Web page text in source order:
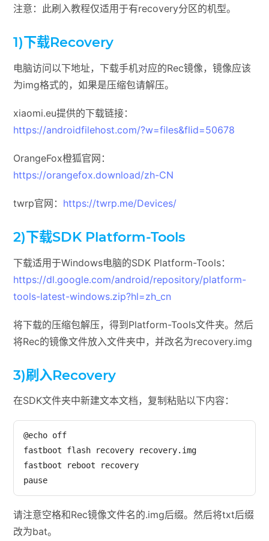
注意：此刷入教程仅适用于有recovery分区的机型。
1)下载Recovery
电脑访问以下地址，下载手机对应的Rec镜像，镜像应该
为img格式的，如果是压缩包请解压。
xiaomi.eu提供的下载链接：
https://androidfilehost.com/?w=files&flid=50678
OrangeFox橙狐官网：
https://orangefox.download/zh-CN
twrp官网： https://twrp.me/Devices/
2)下载SDK Platform-Tools
下载适用于Windows电脑的SDK Platform-Tools：
https://dl.google.com/android/repository/platform-
tools-latest-windows.zip?hl=zh_cn
将下载的压缩包解压，得到Platform-Tools文件夹。然后
将Rec的镜像文件放入文件夹中，并改名为recovery.img
3)刷入Recovery
在SDK文件夹中新建文本文档，复制粘贴以下内容：
@echo off
fastboot flash recovery recovery.img
fastboot reboot recovery
pause
请注意空格和Rec镜像文件名的.img后缀。然后将txt后缀
改为bat。